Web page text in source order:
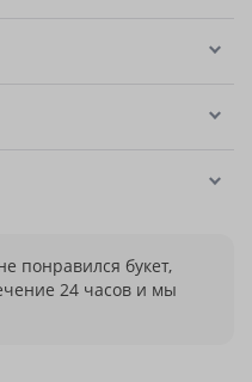
понравился букет,
24 часов и мы